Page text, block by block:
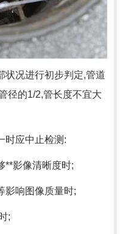
状况进行初步判定,管道
径的1/2,管长度不宜大
时应中止检测:
**影像清晰度时;
影响图像质量时;
;